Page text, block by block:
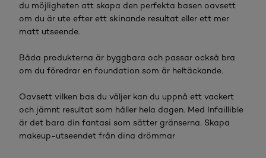
du möjligheten att skapa den perfekta basen oavsett
om du är ute efter ett skinande resultat eller ett mer
matt utseende.
Båda produkterna är byggbara och passar också bra
om du föredrar en foundation som är heltäckande.
Oavsett vilken bas du väljer kan du uppnå ett vackert
och jämnt resultat som håller hela dagen. Med Infaillible
är det bara din fantasi som sätter gränserna. Skapa
makeup-utseendet från dina drömmar